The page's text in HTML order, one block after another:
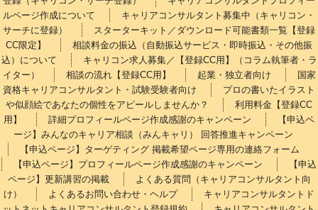
ルページ作成について
キャリアコンサルタント募集中（キャリコン・
サーチに登録）
スターターキット／ダウンロード可能書類一覧【登録
CC限定】
相談料金の振込（自動振込サービス・即時振込・その他振
込）について
キャリコン求人募集／【登録CC用】（コラム執筆者・ラ
イター）
相談の流れ【登録CC用】 起業・独立者向け
国家
資格キャリアコンサルタント・試験受験者向け
プロの書いたイラスト
や似顔絵であなたの個性をアピールしませんか？
利用料金【登録CC
用】
詳細プロフィールページ作成感謝のキャンペーン
【申込ペ
ージ】みんなのキャリア相談（みんキャリ） 回答推進キャンペーン
【申込ページ】ターゲティング 掲載希望ページ専用の連絡フォーム
【申込ページ】プロフィールページ作成感謝のキャンペーン
【申込
ページ】更新講習の掲載
よくある質問（キャリアコンサルタント向
け）
よくあるお問い合わせ・ヘルプ
キャリアコンサルタントド